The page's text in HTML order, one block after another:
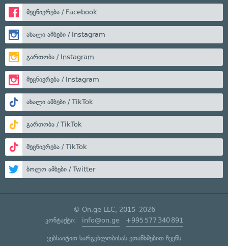
მეცნიერება / Facebook
ახალი ამბები / Instagram
გართობა / Instagram
მეცნიერება / Instagram
ახალი ამბები / TikTok
გართობა / TikTok
მეცნიერება / TikTok
ბოლო ამბები / Twitter
© On.ge LLC, 2015–2026
კონტაქტი: info@on.ge +995 577 340 891
ვებსაიტით სარგებლობისას ეთანხმებით ჩვენს